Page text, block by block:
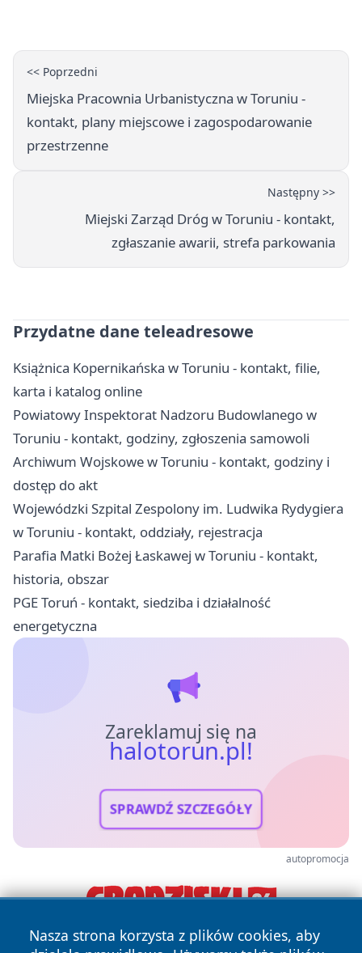
<< Poprzedni
Miejska Pracownia Urbanistyczna w Toruniu -
kontakt, plany miejscowe i zagospodarowanie
przestrzenne
Następny >>
Miejski Zarząd Dróg w Toruniu - kontakt,
zgłaszanie awarii, strefa parkowania
Przydatne dane teleadresowe
Książnica Kopernikańska w Toruniu - kontakt, filie,
karta i katalog online
Powiatowy Inspektorat Nadzoru Budowlanego w
Toruniu - kontakt, godziny, zgłoszenia samowoli
Archiwum Wojskowe w Toruniu - kontakt, godziny i
dostęp do akt
Wojewódzki Szpital Zespolony im. Ludwika Rydygiera
w Toruniu - kontakt, oddziały, rejestracja
Parafia Matki Bożej Łaskawej w Toruniu - kontakt,
historia, obszar
PGE Toruń - kontakt, siedziba i działalność
energetyczna
Zareklamuj się na
halotorun.pl!
SPRAWDŹ SZCZEGÓŁY
autopromocja
Nasza strona korzysta z plików cookies, aby